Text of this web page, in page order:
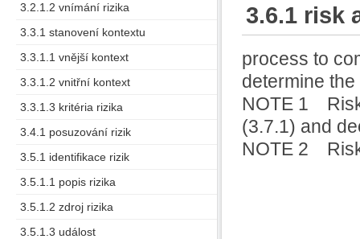
3.2.1.2 vnímání rizika
3.3.1 stanovení kontextu
3.3.1.1 vnější kontext
3.3.1.2 vnitřní kontext
3.3.1.3 kritéria rizika
3.4.1 posuzování rizik
3.5.1 identifikace rizik
3.5.1.1 popis rizika
3.5.1.2 zdroj rizika
3.5.1.3 událost
3.6.1 risk
process to
determine the
NOTE 1
(3.7.1) and
NOTE 2